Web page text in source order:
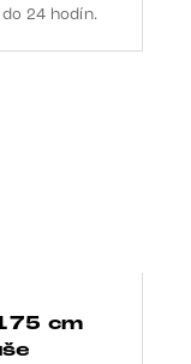
24 hodín.
cm